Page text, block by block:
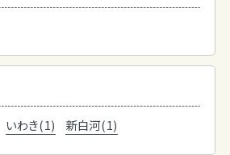
いわき(1) 新白河(1)